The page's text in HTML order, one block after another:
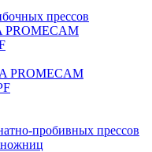
прессов
PROMECAM
пробивных прессов